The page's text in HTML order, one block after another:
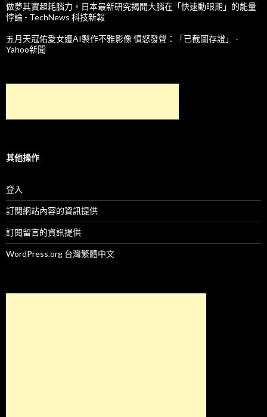
做夢其實超耗腦力，日本最新研究揭開大腦在「快速動眼期」的能量
悖論 - TechNews 科技新報
五月天冠佑愛女遭AI製作不雅影像 憤怒發聲：「已截圖存證」 -
Yahoo新聞
其他操作
登入
訂閱網站內容的資訊提供
訂閱留言的資訊提供
WordPress.org 台灣繁體中文